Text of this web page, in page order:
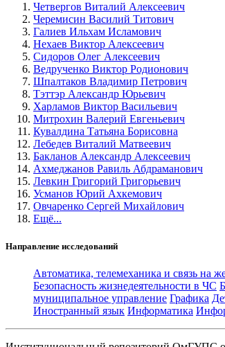
Четвергов Виталий Алексеевич
Черемисин Василий Титович
Галиев Ильхам Исламович
Нехаев Виктор Алексеевич
Сидоров Олег Алексеевич
Ведрученко Виктор Родионович
Шпалтаков Владимир Петрович
Тэттэр Александр Юрьевич
Харламов Виктор Васильевич
Митрохин Валерий Евгеньевич
Кувалдина Татьяна Борисовна
Лебедев Виталий Матвеевич
Бакланов Александр Алексеевич
Ахмеджанов Равиль Абдраманович
Левкин Григорий Григорьевич
Усманов Юрий Ахкемович
Овчаренко Сергей Михайлович
Ещё...
Направление исследований
Автоматика, телемеханика и связь на
Безопасность жизнедеятельности в ЧС
муниципальное управление Графика
Иностранный язык Информатика